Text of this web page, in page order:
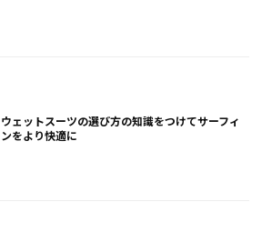
ウェットスーツの選び方の知識をつけてサーフィ
ンをより快適に